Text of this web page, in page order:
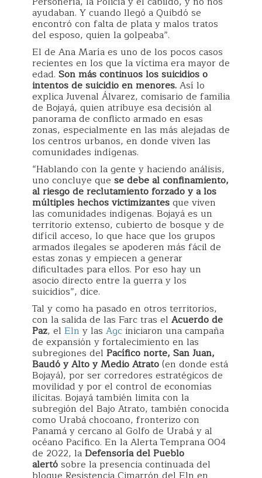
ayudaban. Y cuando llegó a Quibdó se
encontró con falta de plata y malos tratos
del esposo, quien la golpeaba”.
El de Ana María es uno de los pocos casos
recientes en los que la víctima era mayor de
edad. Son más continuos los suicidios o
intentos de suicidio en menores.Así lo
explica Juvenal Álvarez, comisario de familia
de Bojayá, quien atribuye esa decisión al
panorama de conflicto armado en esas
zonas, especialmente en las más alejadas de
los centros urbanos, en donde viven las
comunidades indígenas.
“Hablando con la gente y haciendo análisis,
uno concluye que se debe al confinamiento,
al riesgo de reclutamiento forzado y a los
múltiples hechos victimizantesque viven
las comunidades indígenas. Bojayá es un
territorio extenso, cubierto de bosque y de
difícil acceso, lo que hace que los grupos
armados ilegales se apoderen más fácil de
estas zonas y empiecen a generar
dificultades para ellos. Por eso hay un
asocio directo entre la guerra y los
suicidios”, dice.
Tal y como ha pasado en otros territorios,
con la salida de las Farc tras el Acuerdo de
Paz, el Eln y las Agciniciaron una campaña
de expansión y fortalecimiento en las
subregiones del Pacífico norte, San Juan,
Baudó y Alto y Medio Atrato(en donde está
Bojayá), por ser corredores estratégicos de
movilidad y por el control de economías
ilícitas. Bojayá también limita con la
subregión del Bajo Atrato, también conocida
como Urabá chocoano, fronterizo con
Panamá y cercano al Golfo de Urabá y al
océano Pacífico. En la Alerta Temprana 004
de 2022, laDefensoría del Pueblo
alertósobre la presencia continuada del